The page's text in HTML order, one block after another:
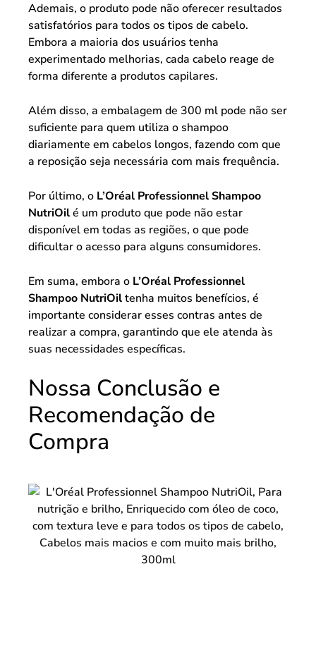
Ademais, o produto pode não oferecer resultados
satisfatórios para todos os tipos de cabelo.
Embora a maioria dos usuários tenha
experimentado melhorias, cada cabelo reage de
forma diferente a produtos capilares.
Além disso, a embalagem de 300 ml pode não ser
suficiente para quem utiliza o shampoo
diariamente em cabelos longos, fazendo com que
a reposição seja necessária com mais frequência.
Por último, o L’Oréal Professionnel Shampoo
NutriOilé um produto que pode não estar
disponível em todas as regiões, o que pode
dificultar o acesso para alguns consumidores.
Em suma, embora o L’Oréal Professionnel
Shampoo NutriOiltenha muitos benefícios, é
importante considerar esses contras antes de
realizar a compra, garantindo que ele atenda às
suas necessidades específicas.
Nossa Conclusão e
Recomendação de
Compra